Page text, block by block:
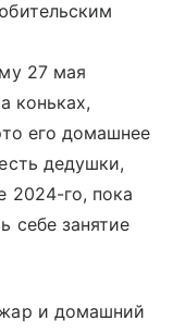
27 мая
коньках,
его домашнее
дедушки,
2024-го, пока
себе занятие
и домашний